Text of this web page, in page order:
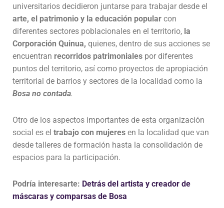
universitarios decidieron juntarse para trabajar desde el
arte, el patrimonio y la educación popular con
diferentes sectores poblacionales en el territorio, la
Corporación Quinua, quienes, dentro de sus acciones se
encuentran recorridos patrimoniales por diferentes
puntos del territorio, así como proyectos de apropiación
territorial de barrios y sectores de la localidad como la
Bosa no contada.
Otro de los aspectos importantes de esta organización
social es el trabajo con mujeres en la localidad que van
desde talleres de formación hasta la consolidación de
espacios para la participación.
Podría interesarte: Detrás del artista y creador de
máscaras y comparsas de Bosa